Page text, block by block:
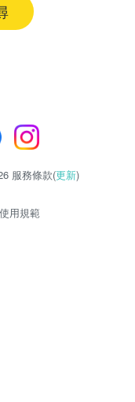
服務條款(更新)
用規範